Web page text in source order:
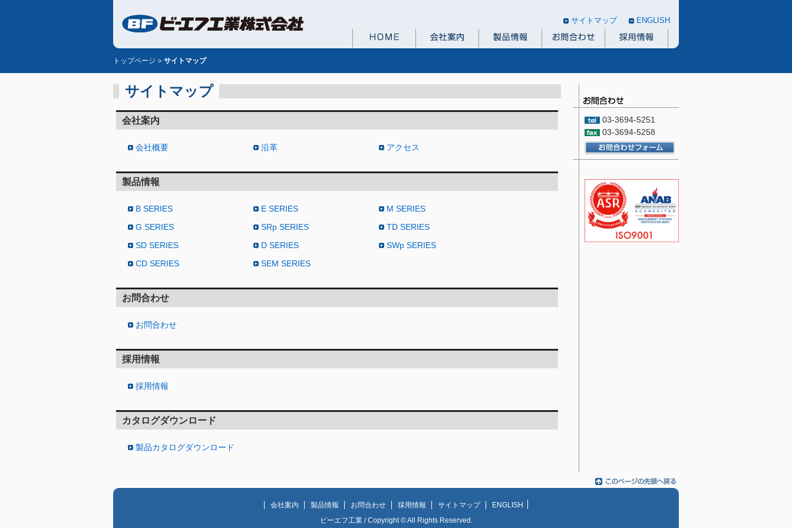
サイトマップ ENGLISH
トップページ サイトマップ
サイトマップ
会社案内
会社概要 沿革 アクセス
製品情報
B SERIES E SERIES
M SERIES
G SERIES
SRp SERIES
TD SERIES
SD SERIES
D SERIES
SWp SERIES
CD SERIES
SEM SERIES
お問合わせ
お問合わせ
採用情報
採用情報
カタログダウンロード
製品カタログダウンロード
03-3694-5251
03-3694-5258
会社案内 製品情報 お問合わせ 採用情報 サイトマップ
ENGLISH
ビーエフ工業 / Copyright © All Rights Reserved.